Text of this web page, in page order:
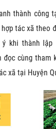
thành công
tác xã theo
khi thành lập
đọc cùng
xã tại Huyện